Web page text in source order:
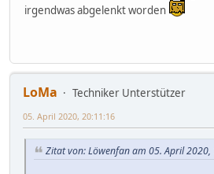
irgendwas abgelenkt worden
LoMa
Techniker Unterstützer
05. April 2020, 20:11:16
Zitat von: Löwenfan am 05. April 2020,